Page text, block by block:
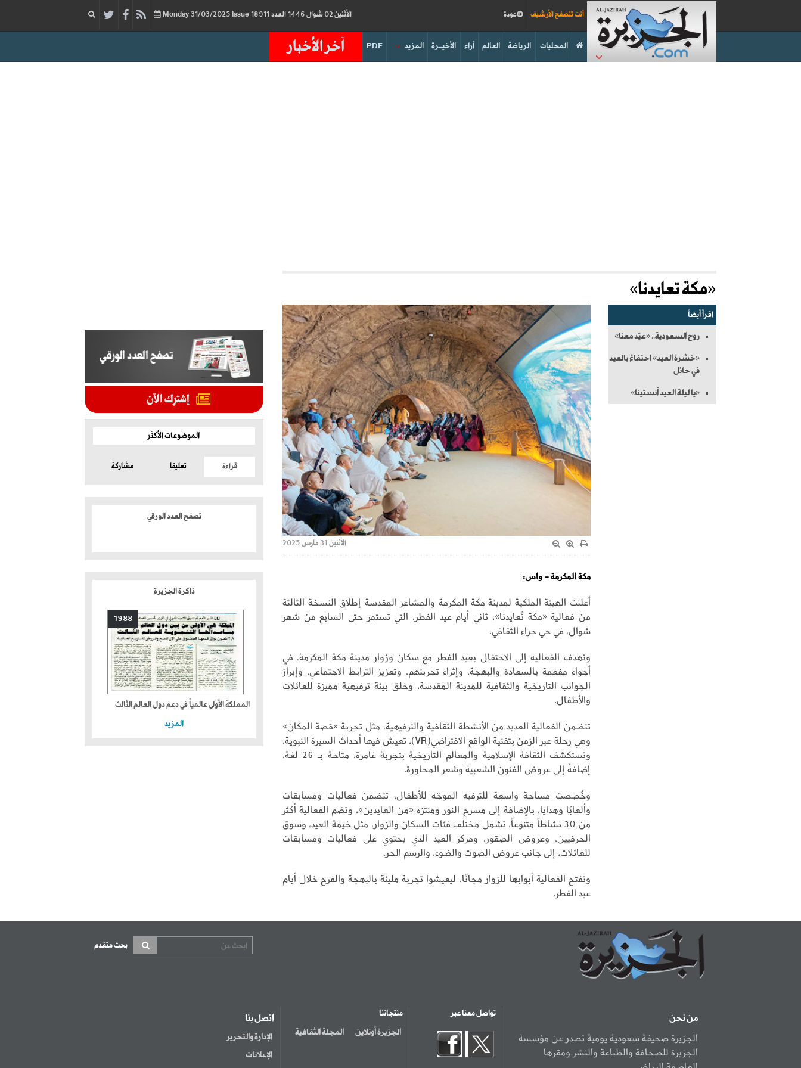
الأثنين 02 شوال 1446 العدد 18911 31/03/2025 Issue عودة أنت تتصفح الأرشيف
آخر الأخبار PDF المزيد الأخيــرة آراء العالم الرياضة المحليات
«مكة تعايدنا»
اقرأ أيضاً
روح السعودية.. «عيّد معنا»
«خشرة العيد» احتفاءً بالعيد
في حائل
«يا ليلة العيد آنستينا»
الأثنين 31 مارس 2025
مكة المكرمة - واس:
أعلنت الهيئة الملكية لمدينة مكة المكرمة والمشاعر المقدسة إطلاق النسخة الثالثة
من فعالية «مكة تُعايدنا»، ثاني أيام عيد الفطر، التي تستمر حتى السابع من شهر
شوال، في حي حراء الثقافي.
وتهدف الفعالية إلى الاحتفال بعيد الفطر مع سكان وزوار مدينة مكة المكرمة، في
أجواء مفعمة بالسعادة والبهجة، وإثراء تجربتهم، وتعزيز الترابط الاجتماعي، وإبراز
الجوانب التاريخية والثقافية للمدينة المقدسة، وخلق بيئة ترفيهية مميزة للعائلات
والأطفال.
تتضمن الفعالية العديد من الأنشطة الثقافية والترفيهية، مثل تجربة «قصة المكان»
وهي رحلة عبر الزمن بتقنية الواقع الافتراضي(VR)، تعيش فيها أحداث السيرة النبوية،
وتستكشف الثقافة الإسلامية والمعالم التاريخية بتجربة غامرة، متاحة بـ 26 لغة،
إضافةً إلى عروض الفنون الشعبية وشعر المحاورة.
وخُصصت مساحة واسعة للترفيه الموجّه للأطفال، تتضمن فعاليات ومسابقات
وألعابًا وهدايا، بالإضافة إلى مسرح النور ومنتزه «من العايدين»، وتضم الفعالية أكثر
من 30 نشاطاً متنوعاً، تشمل مختلف فئات السكان والزوار، مثل خيمة العيد، وسوق
الحرفيين، وعروض الصقور، ومركز العيد الذي يحتوي على فعاليات ومسابقات
للعائلات، إلى جانب عروض الصوت والضوء، والرسم الحر.
وتفتح الفعالية أبوابها للزوار مجانًا، ليعيشوا تجربة مليئة بالبهجة والفرح خلال أيام
عيد الفطر.
الموضوعات الأكثر
قراءة تعليقا مشاركة
تصفح العدد الورقي
ذاكرة الجزيرة
1988
المملكة الأولى عالمياً في دعم دول العالم الثالث
المزيد
بحث متقدم
من نحن
الجزيرة صحيفة سعودية يومية تصدر عن مؤسسة
الجزيرة للصحافة والطباعة والنشر ومقرها
تواصل معنا عبر منتجاتنا
الجزيرة أونلاين المجلة الثقافية
اتصل بنا
الإدارة والتحرير
الإعلانات